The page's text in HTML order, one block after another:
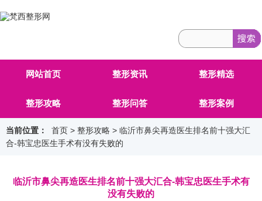
网站首页 整形资讯 整形精选
整形攻略 整形问答 整形案例
当前位置： 首页 > 整形攻略 > 临沂市鼻尖再造医生排名前十强大汇
合-韩宝忠医生手术有没有失败的
临沂市鼻尖再造医生排名前十强大汇合-韩宝忠医生手术有
没有失败的